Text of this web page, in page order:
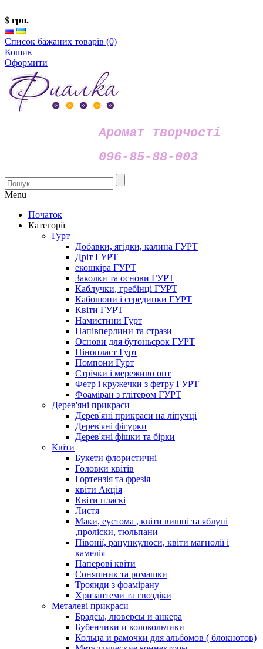
$ грн.
Список бажаних товарів (0)
Кошик
Оформити
Аромат творчості
096-85-88-003
Menu
Початок
Категорії
Гурт
Добавки, ягідки, калина ГУРТ
Дріт ГУРТ
екошкіра ГУРТ
Заколки та основи ГУРТ
Каблучки, гребінці ГУРТ
Кабошони і серединки ГУРТ
Квіти ГУРТ
Намистини Гурт
Напівперлини та стрази
Основи для бутоньєрок ГУРТ
Пінопласт Гурт
Помпони Гурт
Стрічки і мереживо опт
Фетр і кружечки з фетру ГУРТ
Фоаміран з глітером ГУРТ
Дерев'яні прикраси
Дерев'яні прикраси на ліпучці
Дерев'яні фігурки
Дерев'яні фішки та бірки
Квіти
Букети флористичні
Головки квітів
Гортензія та фрезія
квіти Акція
Квіти пласкі
Листя
Маки, еустома , квіти вишні та яблуні
,проліски, тюльпани
Півонії, ранункулюси, квіти магнолії і
камелія
Паперові квіти
Соняшник та ромашки
Троянди з фоамірану
Хризантеми та гвоздіки
Металеві прикраси
Брадсы, люверсы и анкера
Бубенчики и колокольчики
Кольца и рамочки для альбомов ( блокнотов)